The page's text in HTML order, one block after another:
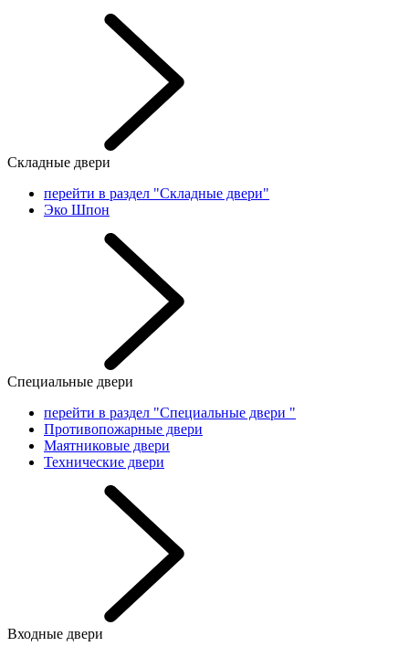
Складные двери
перейти в раздел "Складные двери"
Эко Шпон
Специальные двери
перейти в раздел "Специальные двери "
Противопожарные двери
Маятниковые двери
Технические двери
Входные двери